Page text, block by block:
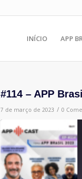
INÍCIO APP
#114 – APP
7 de março de 2023 / 0